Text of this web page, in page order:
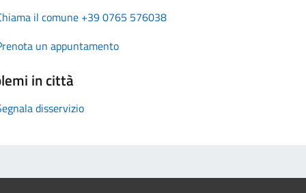
il comune +39 0765 576038
un appuntamento
in città
disservizio